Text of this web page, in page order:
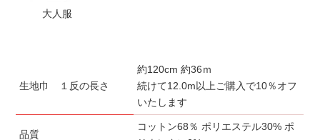
大人服
生地巾 １反の長さ
約120cm 約36ｍ
続けて12.0m以上ご購入で10％オフ
いたします
品質
コットン68％ ポリエステル30% ポ